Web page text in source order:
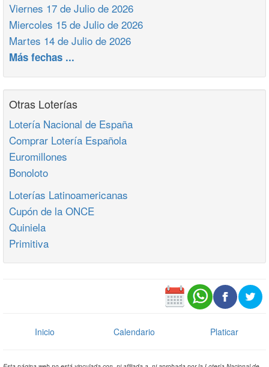
Viernes 17 de Julio de 2026
Miercoles 15 de Julio de 2026
Martes 14 de Julio de 2026
Más fechas ...
Otras Loterías
Lotería Nacional de España
Comprar Lotería Española
Euromillones
Bonoloto
Loterías Latinoamericanas
Cupón de la ONCE
Quiniela
Primitiva
Inicio Calendario Platicar